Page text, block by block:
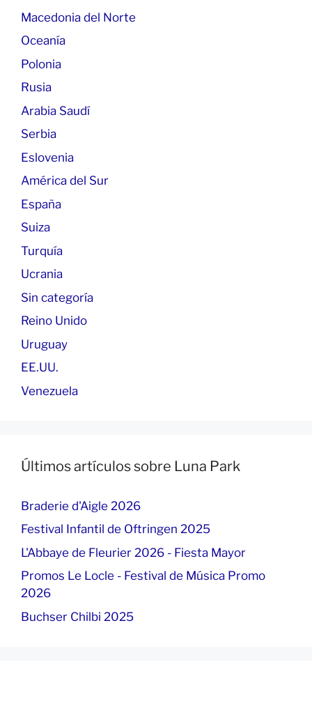
Macedonia del Norte
Oceanía
Polonia
Rusia
Arabia Saudí
Serbia
Eslovenia
América del Sur
España
Suiza
Turquía
Ucrania
Sin categoría
Reino Unido
Uruguay
EE.UU.
Venezuela
Últimos artículos sobre Luna Park
Braderie d'Aigle 2026
Festival Infantil de Oftringen 2025
L'Abbaye de Fleurier 2026 - Fiesta Mayor
Promos Le Locle - Festival de Música Promo
2026
Buchser Chilbi 2025